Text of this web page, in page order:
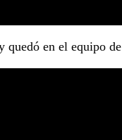
quedó en el equipo de